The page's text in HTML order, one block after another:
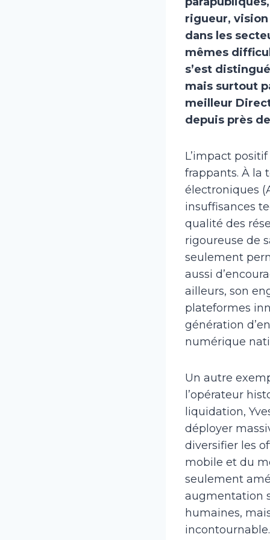
rigueur,
dans les
mêmes
s’est
mais surtout
meilleur
depuis près
L’impact
frappants. À la
électroniques
insuffisances
qualité des
rigoureuse de
seulement
aussi
ailleurs, son
plateformes
génération
numérique
Un autre
l’opérateur
liquidation,
déployer
diversifier les
mobile et du
seulement
augmentation
humaines,